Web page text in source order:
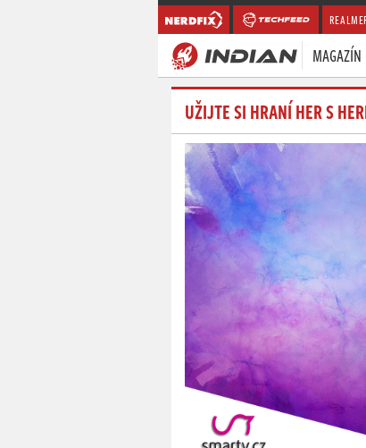
MAGAZÍN
UŽIJTE SI HRANÍ HER S